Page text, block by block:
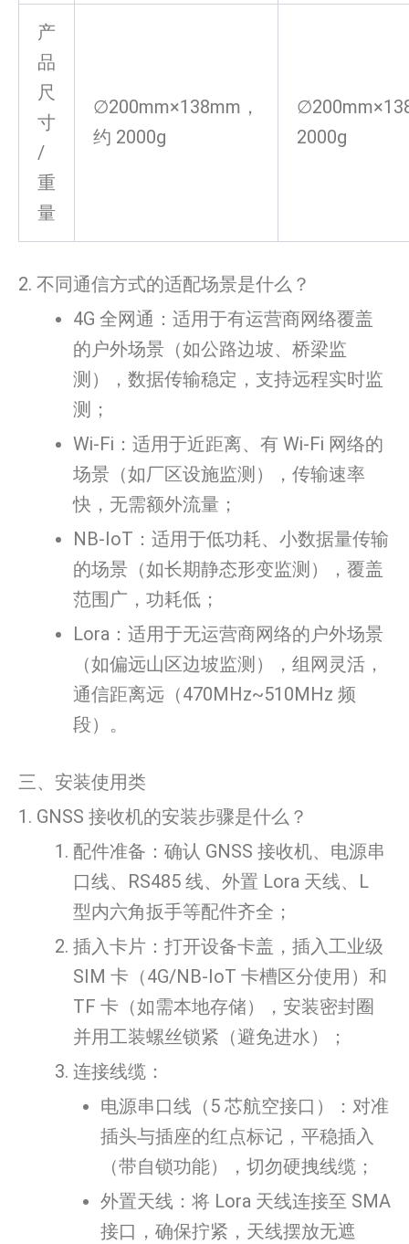
产
品
尺
寸
/
重
量
∅200mm×138mm，
约 2000g
2000g
2. 不同通信方式的适配场景是什么？
4G 全网通：适用于有运营商网络覆盖
的户外场景（如公路边坡、桥梁监
测），数据传输稳定，支持远程实时监
测；
Wi-Fi：适用于近距离、有 Wi-Fi 网络的
场景（如厂区设施监测），传输速率
快，无需额外流量；
NB-IoT：适用于低功耗、小数据量传输
的场景（如长期静态形变监测），覆盖
范围广，功耗低；
Lora：适用于无运营商网络的户外场景
（如偏远山区边坡监测），组网灵活，
通信距离远（470MHz~510MHz 频
段）。
三、安装使用类
1. GNSS 接收机的安装步骤是什么？
配件准备：确认 GNSS 接收机、电源串
口线、RS485 线、外置 Lora 天线、L
型内六角扳手等配件齐全；
插入卡片：打开设备卡盖，插入工业级
SIM 卡（4G/NB-IoT 卡槽区分使用）和
TF 卡（如需本地存储），安装密封圈
并用工装螺丝锁紧（避免进水）；
连接线缆：
电源串口线（5 芯航空接口）：对准
插头与插座的红点标记，平稳插入
（带自锁功能），切勿硬拽线缆；
外置天线：将 Lora 天线连接至 SMA
接口，确保拧紧，天线摆放无遮